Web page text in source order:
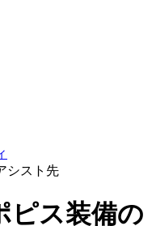
シスト先
ピス装備の